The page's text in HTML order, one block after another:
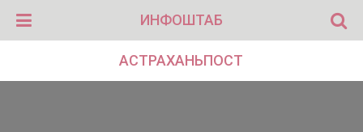
ИНФОШТАБ
АСТРАХАНЬПОСТ